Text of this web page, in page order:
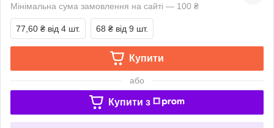
Мінімальна сума замовлення на сайті — 100 ₴
77,60 ₴ від 4 шт. 68 ₴ від 9 шт.
Купити
або
Купити з